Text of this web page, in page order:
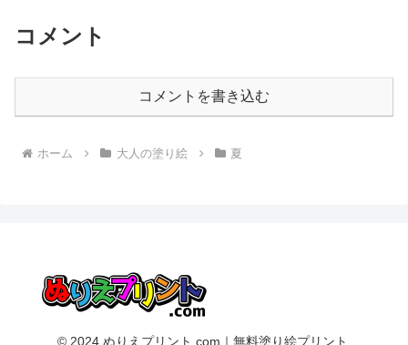
コメント
コメントを書き込む
ホーム 大人の塗り絵 夏
© 2024 ぬりえプリント.com｜無料塗り絵プリント.